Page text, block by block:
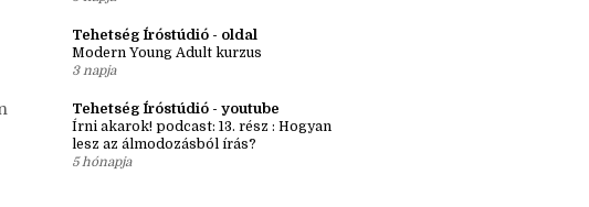
Regényötlet workshop – Egyszeri élő
alkalom Budapesten
3 napja
Tehetség Íróstúdió - oldal
Modern Young Adult kurzus
3 napja